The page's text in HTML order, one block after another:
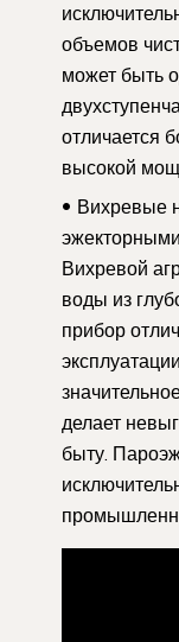
объемов
может быть
отличается
высокой
Вихревые
Вихревой
воды из
прибор
делает
быту.